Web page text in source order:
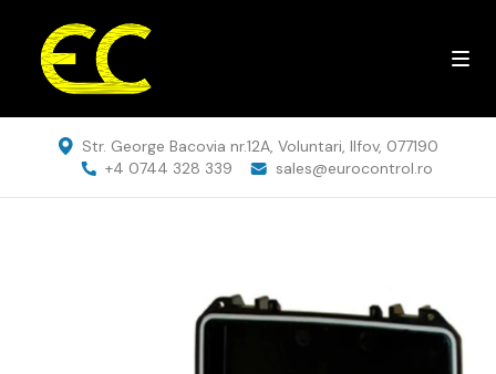
Str. George Bacovia nr.12A, Voluntari, Ilfov, 077190
+4 0744 328 339
sales@eurocontrol.ro